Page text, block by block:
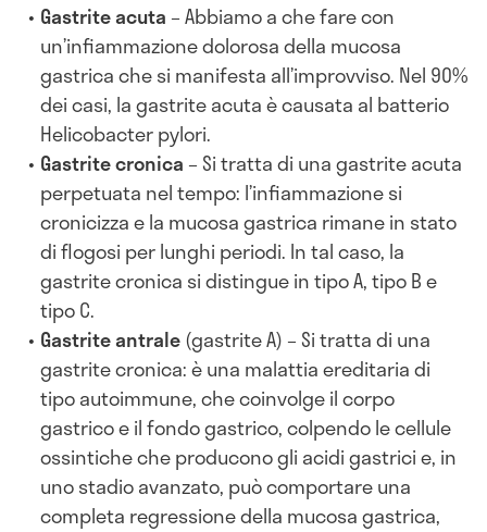
Gastrite acuta – Abbiamo a che fare con
un’infiammazione dolorosa della mucosa
gastrica che si manifesta all’improvviso. Nel 90%
dei casi, la gastrite acuta è causata al batterio
Helicobacter pylori.
Gastrite cronica – Si tratta di una gastrite acuta
perpetuata nel tempo: l’infiammazione si
cronicizza e la mucosa gastrica rimane in stato
di flogosi per lunghi periodi. In tal caso, la
gastrite cronica si distingue in tipo A, tipo B e
tipo C.
Gastrite antrale(gastrite A) – Si tratta di una
gastrite cronica: è una malattia ereditaria di
tipo autoimmune, che coinvolge il corpo
gastrico e il fondo gastrico, colpendo le cellule
ossintiche che producono gli acidi gastrici e, in
uno stadio avanzato, può comportare una
completa regressione della mucosa gastrica,